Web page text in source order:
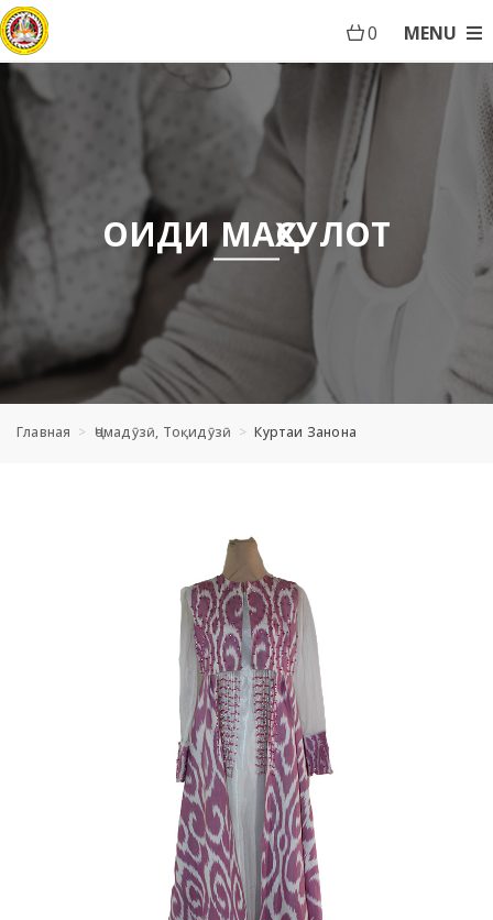
MENU
0
ОИДИ МАҲСУЛОТ
Главная Ҷомадӯзӣ, Тоқидӯзӣ Куртаи Занона